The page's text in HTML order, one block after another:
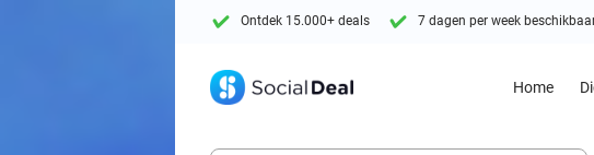
Ontdek 15.000+ deals 7 dagen per week
Home